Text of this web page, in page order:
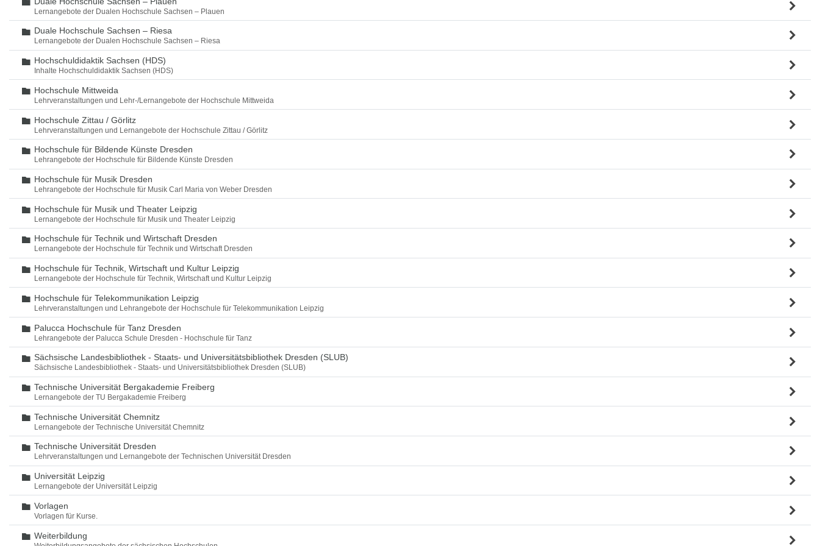
Lernangebote der Dualen Hochschule Sachsen – Plauen
Ordner
Duale Hochschule Sachsen – Riesa
Lernangebote der Dualen Hochschule Sachsen – Riesa
Ordner
Hochschuldidaktik Sachsen (HDS)
Inhalte Hochschuldidaktik Sachsen (HDS)
Ordner
Hochschule Mittweida
Lehrveranstaltungen und Lehr-/Lernangebote der Hochschule Mittweida
Ordner
Hochschule Zittau / Görlitz
Lehrveranstaltungen und Lernangebote der Hochschule Zittau / Görlitz
Ordner
Hochschule für Bildende Künste Dresden
Lehrangebote der Hochschule für Bildende Künste Dresden
Ordner
Hochschule für Musik Dresden
Lehrangebote der Hochschule für Musik Carl Maria von Weber Dresden
Ordner
Hochschule für Musik und Theater Leipzig
Lernangebote der Hochschule für Musik und Theater Leipzig
Ordner
Hochschule für Technik und Wirtschaft Dresden
Lernangebote der Hochschule für Technik und Wirtschaft Dresden
Ordner
Hochschule für Technik, Wirtschaft und Kultur Leipzig
Lernangebote der Hochschule für Technik, Wirtschaft und Kultur Leipzig
Ordner
Hochschule für Telekommunikation Leipzig
Lehrveranstaltungen und Lehrangebote der Hochschule für Telekommunikation Leipzig
Ordner
Palucca Hochschule für Tanz Dresden
Lehrangebote der Palucca Schule Dresden - Hochschule für Tanz
Ordner
Sächsische Landesbibliothek - Staats- und Universitätsbibliothek Dresden (SLUB)
Sächsische Landesbibliothek - Staats- und Universitätsbibliothek Dresden (SLUB)
Ordner
Technische Universität Bergakademie Freiberg
Lernangebote der TU Bergakademie Freiberg
Ordner
Technische Universität Chemnitz
Lernangebote der Technische Universität Chemnitz
Ordner
Technische Universität Dresden
Lehrveranstaltungen und Lernangebote der Technischen Universität Dresden
Ordner
Universität Leipzig
Lernangebote der Universität Leipzig
Ordner
Vorlagen
Vorlagen für Kurse.
Ordner
Weiterbildung